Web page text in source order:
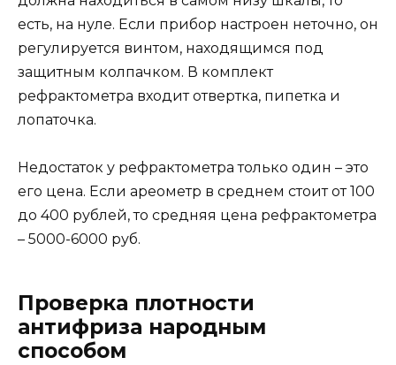
есть, на нуле. Если прибор настроен неточно, он
регулируется винтом, находящимся под
защитным колпачком. В комплект
рефрактометра входит отвертка, пипетка и
лопаточка.
Недостаток у рефрактометра только один – это
его цена. Если ареометр в среднем стоит от 100
до 400 рублей, то средняя цена рефрактометра
– 5000-6000 руб.
Проверка плотности
антифриза народным
способом